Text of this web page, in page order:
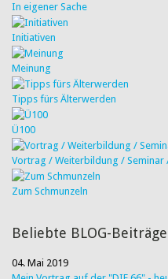
In eigener Sache
Initiativen
Meinung
Tipps fürs Älterwerden
Ü100
Vortrag / Weiterbildung / Seminar
Zum Schmunzeln
Beliebte BLOG-Beiträge
04. Mai 2019